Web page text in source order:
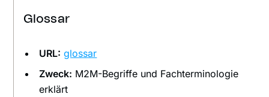
Glossar
URL: glossar
Zweck: M2M-Begriffe und Fachterminologie
erklärt